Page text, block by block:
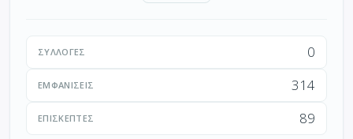
ΣΥΛΛΟΓΈΣ 0
ΕΜΦΑΝΊΣΕΙΣ 314
ΕΠΙΣΚΈΠΤΕΣ 89